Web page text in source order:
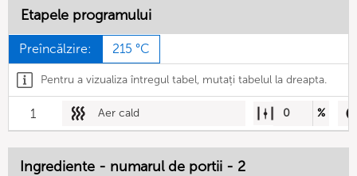
Etapele programului
Preîncălzire: 215 °C
Pentru a vizualiza întregul tabel, mutați tabelul la dreapta.
1 Aer cald 0 %
Ingrediente - numarul de portii - 2